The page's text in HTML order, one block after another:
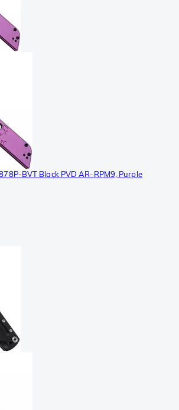
BVT Black PVD AR-RPM9, Purple